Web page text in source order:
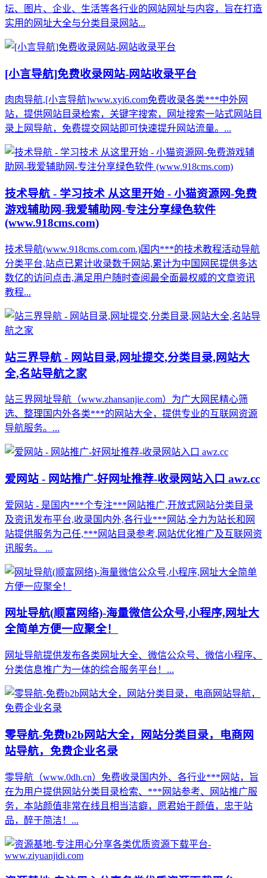
坛、图片、企业、生活等各行业的网站网址与内容，旨在打造
实用的网址大全与分类目录网站...
[小言导航]免费收录网站-网站收录平台
肉肉导航,[小言导航]www.xyi6.com免费收录各类***中外网
站，提供网站目录检索，关键字搜索，网址搜索一站式网站目
录上网导航，免费提交网站即可快速提升网站流量。...
技术导航 - 学习技术 从这里开始 - 小猫资源网-免费
游戏辅助网-我爱辅助网-专注分享绿色软件
(www.918cms.com)
技术导航(www.918cms.com.com.)国内***的技术教程活动导航
分类平台,站点已累计收录数千网站,累计为中国网民提供多达
数亿的访问点击,满足用户随时查阅最全面最权威的文章资讯
教程...
站三界导航 - 网站目录,网址提交,分类目录,网站大
全,名站导航之家
站三界网址导航（www.zhansanjie.com）为广大网民精心筛
选、整理国内外各类***的网站大全，提供专业的互联网资源
导航服务。...
爱网站 - 网站推广-好网址推荐-收录网站入口 awz.cc
爱网站 - 是国内***个专注***网站推广,开放式网站分类目录
及资讯发布平台,收录国内外,各行业***网站,全力为站长和网
站提供服务为己任,***网站目录参考,网站优化推广及互联网资
讯服务。 ...
网址导航(顺富网络)-海量微信公众号,小程序,网址大
全简单方便一应聚全！
网址导航提供发布各类网址大全、微信公众号、微信小程序、
分类信息推广为一体的综合服务平台！...
零导航-免费b2b网站大全，网站分类目录，电商网
站导航，免费企业名录
零导航（www.0dh.cn）免费收录国内外、各行业***网站，旨
在为用户提供网站分类目录检索、***网站参考、网站推广服
务，本站颜值非常在线且相当洁癖，愿君始于颜值，忠于站
品，醉于简洁！...